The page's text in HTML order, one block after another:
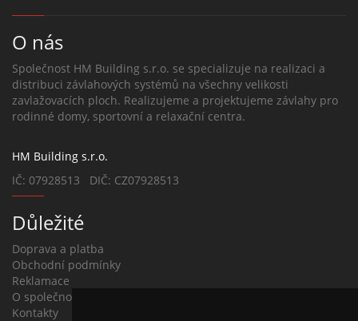
O nás
Společnost HM Building s.r.o. se specializuje na realizaci a
distribuci závlahových systémů na všechny velikosti
zavlažovacích ploch. Realizujeme a projektujeme závlahy pro
rodinné domy, sportovní a relaxační centra.
HM Building s.r.o.
IČ: 07928513 DIČ: CZ07928513
Důležité
Doprava a platba
Obchodní podmínky
Reklamace
O společnosti
Kontakty